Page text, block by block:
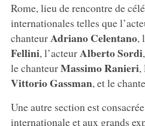
Rome, lieu de rencontre de
internationales telles que
chanteurAdriano Celentano,
Fellini, l’acteurAlberto Sordi
le chanteurMassimo Ranieri,
Vittorio Gassman, et le
Une autre section est
internationale et aux grands